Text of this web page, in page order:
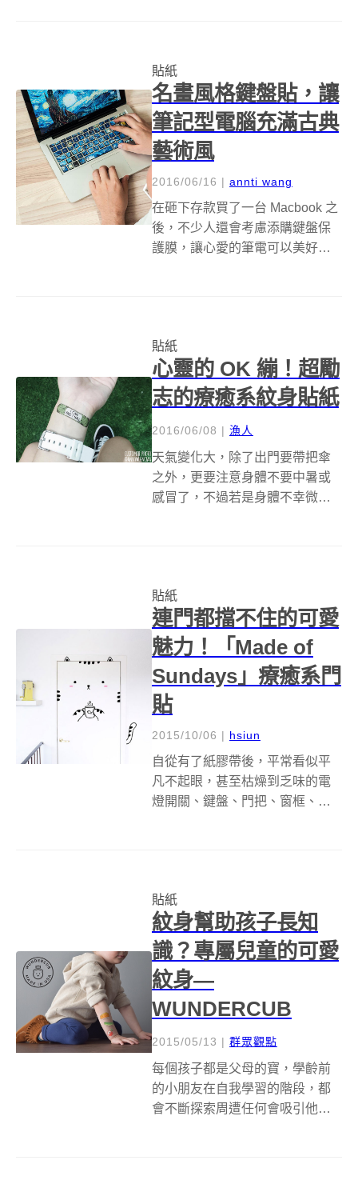
機。幽默的特製酒標相信你...
貼紙
名畫風格鍵盤貼，讓
筆記型電腦充滿古典
藝術風
2016/06/16 | annti wang
在砸下存款買了一台 Macbook 之
後，不少人還會考慮添購鍵盤保
護膜，讓心愛的筆電可以美好如
美麗的世界名畫！ Anna 和 S...
貼紙
心靈的 OK 繃！超勵
志的療癒系紋身貼紙
2016/06/08 | 漁人
天氣變化大，除了出門要帶把傘
之外，更要注意身體不要中暑或
感冒了，不過若是身體不幸微
只是心靈小小受傷，「勵志牌紋
身貼紙」也許可以當...
貼紙
連門都擋不住的可愛
魅力！「Made of
Sundays」療癒系門
貼
2015/10/06 | hsiun
自從有了紙膠帶後，平常看似平
凡不起眼，甚至枯燥到乏味的電
燈開關、鍵盤、門把、窗框、收
牌Made of Sundays，推出了以
環...
貼紙
紋身幫助孩子長知
識？專屬兒童的可愛
紋身—
WUNDERCUB
2015/05/13 | 群眾觀點
每個孩子都是父母的寶，學齡前
的小朋友在自我學習的階段，都
會不斷探索周遭任何會吸引他目